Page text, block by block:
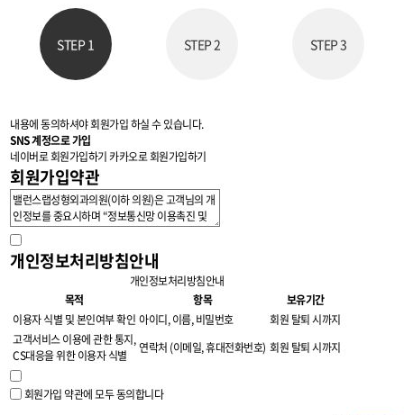
STEP 1 STEP 2 STEP 3
내용에 동의하셔야 회원가입 하실 수 있습니다.
SNS 계정으로 가입
네이버로 회원가입하기 카카오로 회원가입하기
회원가입약관
개인정보처리방침안내
개인정보처리방침안내
목적
항목
보유기간
이용자 식별 및 본인여부 확인 아이디, 이름, 비밀번호
회원 탈퇴 시까지
고객서비스 이용에 관한 통지,
CS대응을 위한 이용자 식별
연락처 (이메일, 휴대전화번호) 회원 탈퇴 시까지
회원가입 약관에 모두 동의합니다